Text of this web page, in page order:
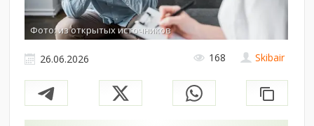
Фото: из открытых источников
Skibair
26.06.2026 168